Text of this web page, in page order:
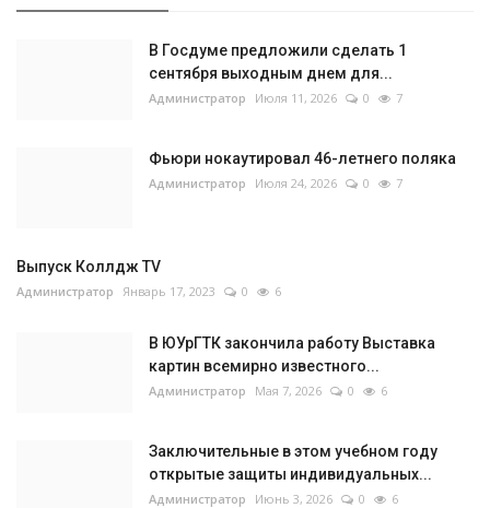
В Госдуме предложили сделать 1
сентября выходным днем для...
Администратор Июля 11, 2026 0 7
Фьюри нокаутировал 46-летнего поляка
Администратор Июля 24, 2026 0 7
Выпуск Коллдж TV
Администратор Январь 17, 2023 0 6
В ЮУрГТК закончила работу Выставка
картин всемирно известного...
Администратор Мая 7, 2026 0 6
Заключительные в этом учебном году
открытые защиты индивидуальных...
Администратор Июнь 3, 2026 0 6